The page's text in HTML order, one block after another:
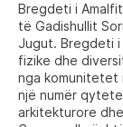
Bregdeti i
të Gadishullit
Jugut. Bregdeti i
fizike dhe
nga komunitetet
një numër
arkitekturore